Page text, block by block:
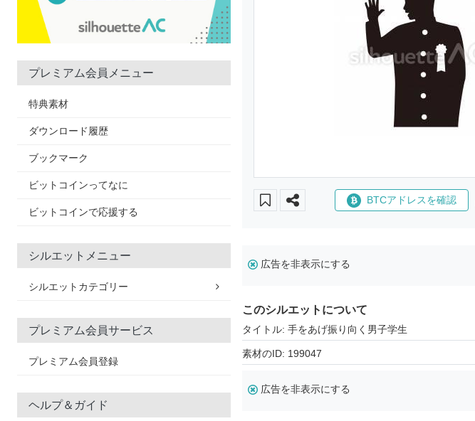
プレミアム会員メニュー
特典素材
ダウンロード履歴
ブックマーク
ビットコインってなに
ビットコインで応援する
シルエットメニュー
シルエットカテゴリー
プレミアム会員サービス
プレミアム会員登録
ヘルプ＆ガイド
BTCアドレスを確認
広告を非表示にする
このシルエットについて
タイトル: 手をあげ振り向く男子学生
素材のID: 199047
広告を非表示にする